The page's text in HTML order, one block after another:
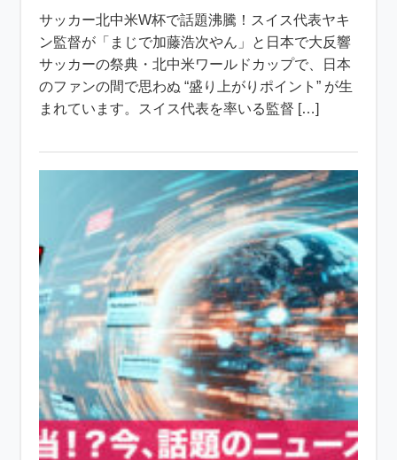
サッカー北中米W杯で話題沸騰！スイス代表ヤキ
ン監督が「まじで加藤浩次やん」と日本で大反響
サッカーの祭典・北中米ワールドカップで、日本
のファンの間で思わぬ “盛り上がりポイント” が生
まれています。スイス代表を率いる監督 […]